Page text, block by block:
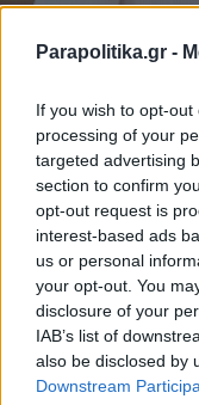
Parapolitika.gr -
If you wish to opt-
processing of your
targeted advertising
section to confirm
opt-out request is
interest-based ads
us or personal
your opt-out. You
disclosure of your
IAB’s list of
also be disclosed by
Downstream
MEDIA 08.10.2025
Γιάννης
συνέντευξη
Ο Greek Freak
Αρναούτογλου